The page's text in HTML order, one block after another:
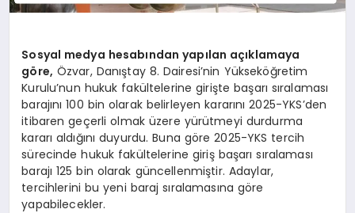
Sosyal medya hesabından yapılan açıklamaya
göre, Özvar, Danıştay 8. Dairesi’nin Yükseköğretim
Kurulu’nun hukuk fakültelerine girişte başarı sıralaması
barajını 100 bin olarak belirleyen kararını 2025-YKS’den
itibaren geçerli olmak üzere yürütmeyi durdurma
kararı aldığını duyurdu. Buna göre 2025-YKS tercih
sürecinde hukuk fakültelerine giriş başarı sıralaması
barajı 125 bin olarak güncellenmiştir. Adaylar,
tercihlerini bu yeni baraj sıralamasına göre
yapabilecekler.